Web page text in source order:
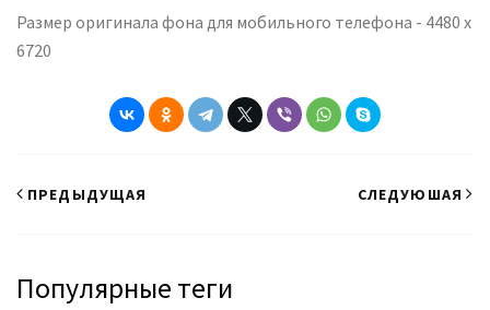
Размер оригинала фона для мобильного телефона - 4480 x
6720
ПРЕДЫДУЩАЯ СЛЕДУЮШАЯ
Популярные теги